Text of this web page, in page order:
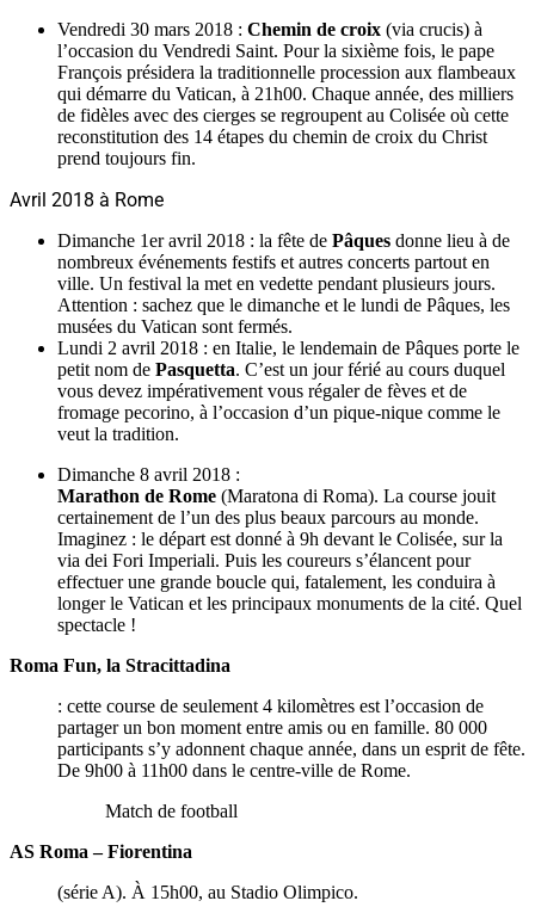
Vendredi 30 mars 2018 : Chemin de croix (via crucis) à
l’occasion du Vendredi Saint. Pour la sixième fois, le pape
François présidera la traditionnelle procession aux flambeaux
qui démarre du Vatican, à 21h00. Chaque année, des milliers
de fidèles avec des cierges se regroupent au Colisée où cette
reconstitution des 14 étapes du chemin de croix du Christ
prend toujours fin.
Avril 2018 à Rome
Dimanche 1er avril 2018 : la fête de Pâques donne lieu à de
nombreux événements festifs et autres concerts partout en
ville. Un festival la met en vedette pendant plusieurs jours.
Attention : sachez que le dimanche et le lundi de Pâques, les
musées du Vatican sont fermés.
Lundi 2 avril 2018 : en Italie, le lendemain de Pâques porte le
petit nom de Pasquetta. C’est un jour férié au cours duquel
vous devez impérativement vous régaler de fèves et de
fromage pecorino, à l’occasion d’un pique-nique comme le
veut la tradition.
Dimanche 8 avril 2018 :
Marathon de Rome (Maratona di Roma). La course jouit
certainement de l’un des plus beaux parcours au monde.
Imaginez : le départ est donné à 9h devant le Colisée, sur la
via dei Fori Imperiali. Puis les coureurs s’élancent pour
effectuer une grande boucle qui, fatalement, les conduira à
longer le Vatican et les principaux monuments de la cité. Quel
spectacle !
Roma Fun, la Stracittadina
: cette course de seulement 4 kilomètres est l’occasion de
partager un bon moment entre amis ou en famille. 80 000
participants s’y adonnent chaque année, dans un esprit de fête.
De 9h00 à 11h00 dans le centre-ville de Rome.
Match de football
AS Roma – Fiorentina
(série A). À 15h00, au Stadio Olimpico.